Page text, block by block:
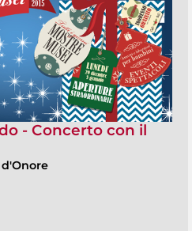
- Concerto con il